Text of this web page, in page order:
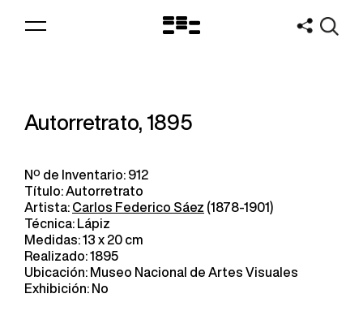
Logo
Autorretrato, 1895
Nº de Inventario: 912
Título: Autorretrato
Artista: Carlos Federico Sáez (1878-1901)
Técnica: Lápiz
Medidas: 13 x 20 cm
Realizado: 1895
Ubicación: Museo Nacional de Artes Visuales
Exhibición: No